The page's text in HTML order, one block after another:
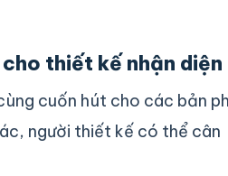
thiết kế nhận diện
cuốn hút cho các bản
người thiết kế có thể cân